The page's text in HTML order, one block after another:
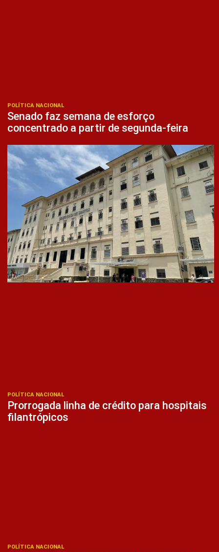
POLÍTICA NACIONAL
Senado faz semana de esforço
concentrado a partir de segunda-feira
POLÍTICA NACIONAL
Prorrogada linha de crédito para hospitais
filantrópicos
POLÍTICA NACIONAL